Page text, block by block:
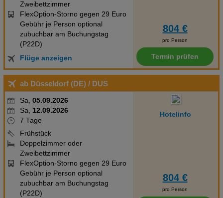
Zweibettzimmer
FlexOption-Storno gegen 29 Euro
Gebühr je Person optional
zubuchbar am Buchungstag
(P22D)
Flüge anzeigen
804 €
pro Person
Termin prüfen
ab Düsseldorf (DE) / DUS
Sa, 05.09.2026
Sa, 12.09.2026
7 Tage
Frühstück
Doppelzimmer oder
Zweibettzimmer
FlexOption-Storno gegen 29 Euro
Gebühr je Person optional
zubuchbar am Buchungstag
(P22D)
Hotelinfo
804 €
pro Person